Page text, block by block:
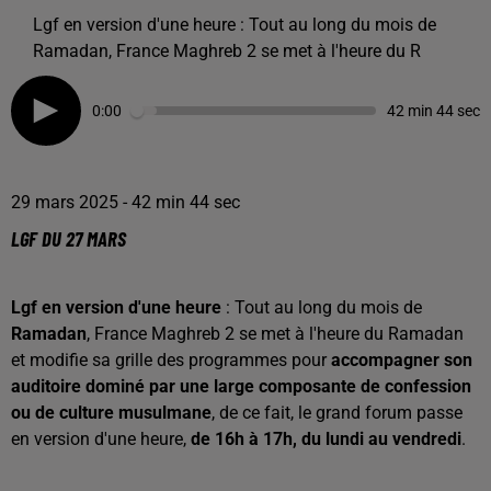
Lgf en version d'une heure : Tout au long du mois de
Ramadan, France Maghreb 2 se met à l'heure du R
0:00 42 min 44 sec
29 mars 2025 - 42 min 44 sec
LGF DU 27 MARS
Lgf en version d'une heure : Tout au long du mois de
Ramadan, France Maghreb 2 se met à l'heure du Ramadan
et modifie sa grille des programmes pour accompagner son
auditoire dominé par une large composante de confession
ou de culture musulmane, de ce fait, le grand forum passe
en version d'une heure, de 16h à 17h, du lundi au vendredi.